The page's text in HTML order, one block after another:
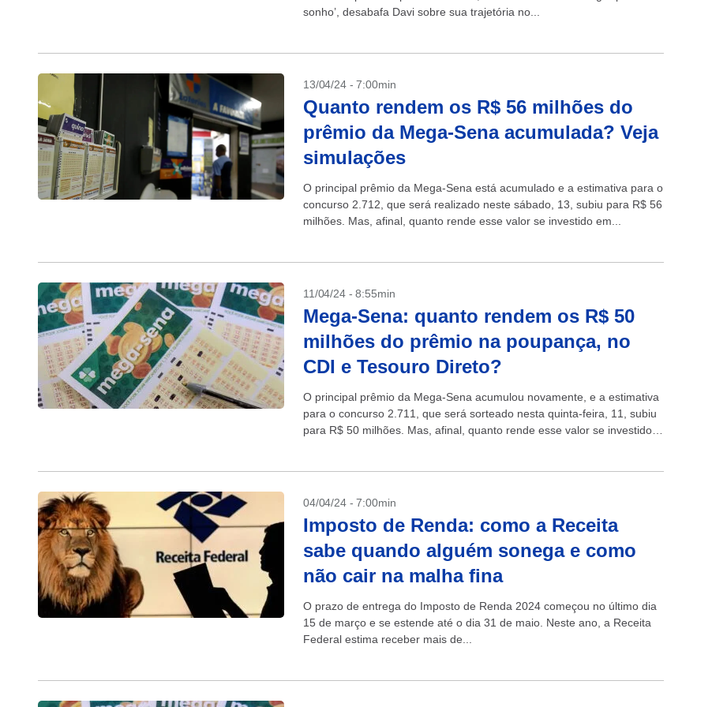
sonho’, desabafa Davi sobre sua trajetória no...
13/04/24 - 7:00min
Quanto rendem os R$ 56 milhões do
prêmio da Mega-Sena acumulada? Veja
simulações
O principal prêmio da Mega-Sena está acumulado e a estimativa para o
concurso 2.712, que será realizado neste sábado, 13, subiu para R$ 56
milhões. Mas, afinal, quanto rende esse valor se investido em...
11/04/24 - 8:55min
Mega-Sena: quanto rendem os R$ 50
milhões do prêmio na poupança, no
CDI e Tesouro Direto?
O principal prêmio da Mega-Sena acumulou novamente, e a estimativa
para o concurso 2.711, que será sorteado nesta quinta-feira, 11, subiu
para R$ 50 milhões. Mas, afinal, quanto rende esse valor se investido
04/04/24 - 7:00min
Imposto de Renda: como a Receita
sabe quando alguém sonega e como
não cair na malha fina
O prazo de entrega do Imposto de Renda 2024 começou no último dia
15 de março e se estende até o dia 31 de maio. Neste ano, a Receita
Federal estima receber mais de...